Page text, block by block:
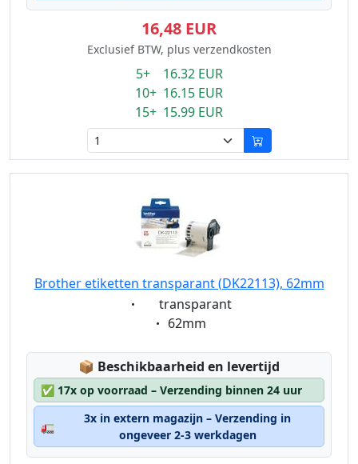
16,48 EUR
Exclusief BTW, plus verzendkosten
5+ 16.32 EUR
10+ 16.15 EUR
15+ 15.99 EUR
Brother etiketten transparant (DK22113), 62mm
Eigenschaft:
transparant
Eigenschaft:
62mm
📦 Lagerstatus:
Beschikbaarheid en levertijd
✅ 17x op voorraad – Verzending binnen 24 uur
🚛
3x in extern magazijn – Verzending in
ongeveer 2-3 werkdagen